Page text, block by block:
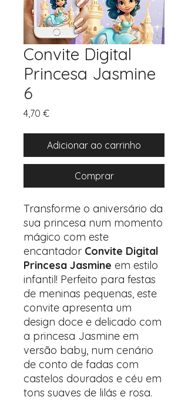
Convite Digital
Princesa Jasmine
6
4,70 €Preço
Adicionar ao carrinho
Comprar
Transforme o aniversário da
sua princesa num momento
mágico com este
encantador Convite Digital
Princesa Jasmine em estilo
infantil! Perfeito para festas
de meninas pequenas, este
convite apresenta um
design doce e delicado com
a princesa Jasmine em
versão baby, num cenário
de conto de fadas com
castelos dourados e céu em
tons suaves de lilás e rosa.